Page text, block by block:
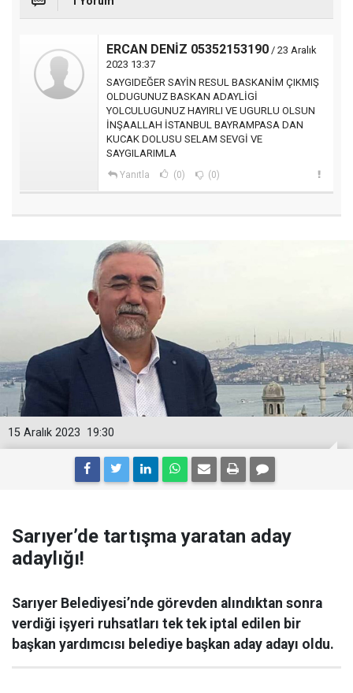
ERCAN DENİZ 05352153190 / 23 Aralık
2023 13:37
SAYGIDEĞER SAYİN RESUL BASKANİM ÇIKMIŞ
OLDUGUNUZ BASKAN ADAYLİGİ
YOLCULUGUNUZ HAYIRLI VE UGURLU OLSUN
İNŞAALLAH İSTANBUL BAYRAMPASA DAN
KUCAK DOLUSU SELAM SEVGİ VE
SAYGILARIMLA
Yanıtla (0) (0)
19:30
15 Aralık 2023
Sarıyer’de tartışma yaratan aday
adaylığı!
Sarıyer Belediyesi’nde görevden alındıktan sonra
verdiği işyeri ruhsatları tek tek iptal edilen bir
başkan yardımcısı belediye başkan aday adayı oldu.